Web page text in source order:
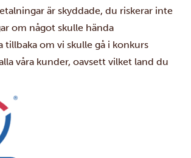
är skyddade, du riskerar inte
om något skulle hända
tillbaka om vi skulle gå i konkurs
våra kunder, oavsett vilket land du